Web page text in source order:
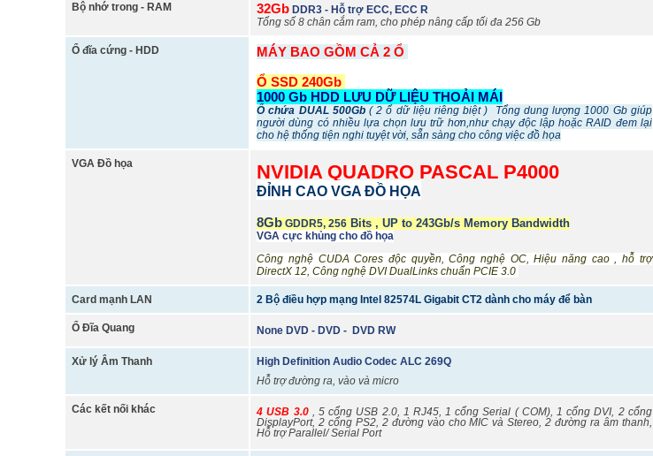
Bộ nhớ trong - RAM 32Gb DDR3 - Hỗ trợ ECC, ECC R
Tổng số 8 chân cắm ram, cho phép nâng cấp tối đa 256 Gb
Ổ đĩa cứng - HDD
MÁY BAO GỒM CẢ 2 Ổ
Ổ SSD 240Gb
1000 Gb HDD LƯU DỮ LIỆU THOẢI MÁI
Ổ chứa DUAL 500Gb( 2 ổ dữ liệu riêng biệt ) Tổng dung lượng 1000 Gb giúp
người dùng có nhiều lựa chọn lưu trữ hơn,như chạy độc lập hoặc RAID đem lại
cho hệ thống tiện nghi tuyệt vời, sẵn sàng cho công việc đồ họa
VGA Đồ họa NVIDIA QUADRO PASCAL P4000
ĐỈNH CAO VGA ĐỒ HỌA
8Gb GDDR5, 256 Bits , UP to 243Gb/s Memory Bandwidth
VGA cực khủng cho đồ họa
Công nghệ CUDA Cores độc quyền, Công nghệ OC, Hiệu năng cao , hỗ trợ
DirectX 12, Công nghệ DVI DualLinks chuẩn PCIE 3.0
Card mạnh LAN 2 Bộ điều hợp mạng Intel 82574L Gigabit CT2 dành cho máy để bàn
Ổ Đĩa Quang None DVD - DVD - DVD RW
Xử lý Âm Thanh
High Definition Audio Codec ALC 269Q
Hỗ trợ đường ra, vào và micro
Các kết nối khác 4 USB 3.0, 5 cổng USB 2.0, 1 RJ45, 1 cổng Serial ( COM), 1 cổng DVI, 2 cổng
DisplayPort, 2 cổng PS2, 2 đường vào cho MIC và Stereo, 2 đường ra âm thanh,
Hỗ trợ Parallel/ Serial Port